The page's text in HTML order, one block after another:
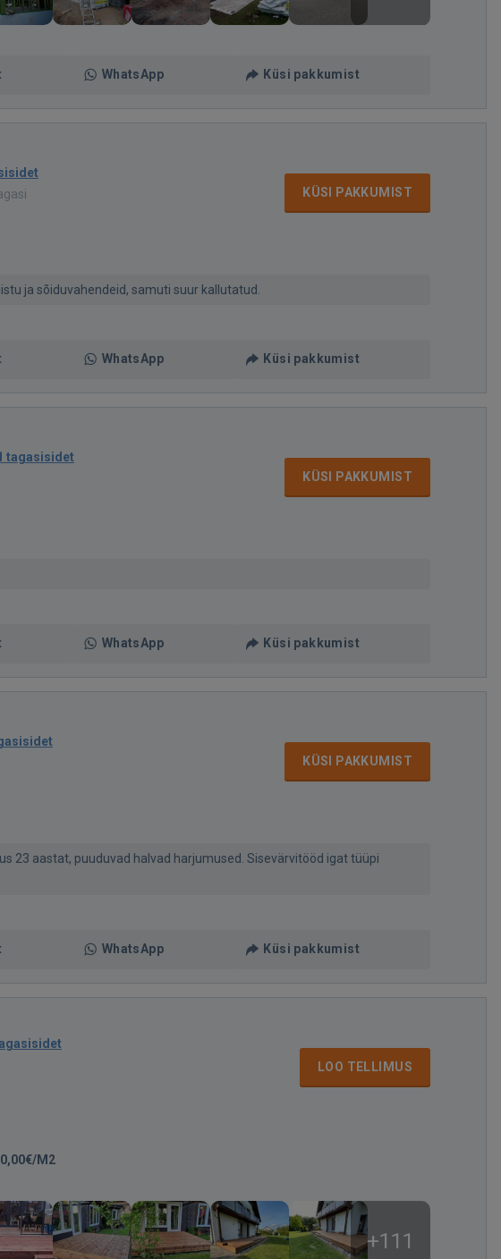
WhatsApp Küsi pakkumist
KÜSI PAKKUMIST
ja sõiduvahendeid, samuti suur kallutatud.
WhatsApp Küsi pakkumist
tagasisidet
KÜSI PAKKUMIST
WhatsApp Küsi pakkumist
KÜSI PAKKUMIST
23 aastat, puuduvad halvad harjumused. Sisevärvitööd igat tüüpi
WhatsApp Küsi pakkumist
LOO TELLIMUS
M2
+111